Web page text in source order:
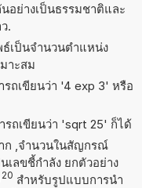
อย่างเป็นธรรมชาติและ
.
เป็นจำนวนตำแหน่ง
าะสม
ถเขียนว่า '4 exp 3' หรือ
ถเขียนว่า 'sqrt 25' ก็ได้
ก ,จำนวนในสัญกรณ์
ลขชี้กำลัง ยกตัวอย่าง
20 สำหรับรูปแบบการนำ